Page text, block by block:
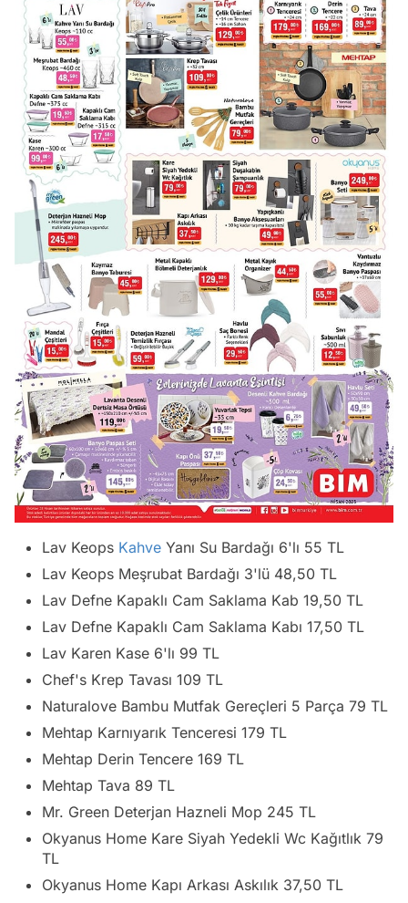
Lav Keops Kahve Yanı Su Bardağı 6'lı 55 TL
Lav Keops Meşrubat Bardağı 3'lü 48,50 TL
Lav Defne Kapaklı Cam Saklama Kab 19,50 TL
Lav Defne Kapaklı Cam Saklama Kabı 17,50 TL
Lav Karen Kase 6'lı 99 TL
Chef's Krep Tavası 109 TL
Naturalove Bambu Mutfak Gereçleri 5 Parça 79 TL
Mehtap Karnıyarık Tenceresi 179 TL
Mehtap Derin Tencere 169 TL
Mehtap Tava 89 TL
Mr. Green Deterjan Hazneli Mop 245 TL
Okyanus Home Kare Siyah Yedekli Wc Kağıtlık 79
TL
Okyanus Home Kapı Arkası Askılık 37,50 TL